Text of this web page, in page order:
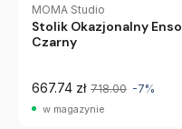
MOMA Studio
Stolik Okazjonalny Enso
Czarny
667.74 zł 718.00 -7%
w magazynie